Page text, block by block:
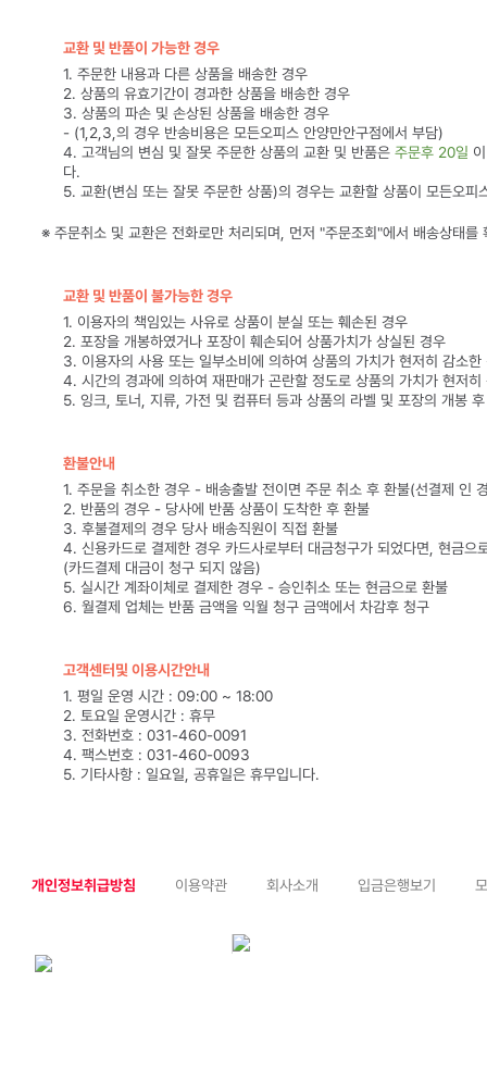
교환 및 반품이 가능한 경우
1. 주문한 내용과 다른 상품을 배송한 경우
2. 상품의 유효기간이 경과한 상품을 배송한 경우
3. 상품의 파손 및 손상된 상품을 배송한 경우
- (1,2,3,의 경우 반송비용은 모든오피스 안양만안구점에서 부담)
4. 고객님의 변심 및 잘못 주문한 상품의 교환 및 반품은 주문후 20일
다.
5. 교환(변심 또는 잘못 주문한 상품)의 경우는 교환할 상품이 모든오피
※ 주문취소 및 교환은 전화로만 처리되며, 먼저 "주문조회"에서 배송상태를
교환 및 반품이 불가능한 경우
1. 이용자의 책임있는 사유로 상품이 분실 또는 훼손된 경우
2. 포장을 개봉하였거나 포장이 훼손되어 상품가치가 상실된 경우
3. 이용자의 사용 또는 일부소비에 의하여 상품의 가치가 현저히 감소한
4. 시간의 경과에 의하여 재판매가 곤란할 정도로 상품의 가치가 현저히
5. 잉크, 토너, 지류, 가전 및 컴퓨터 등과 상품의 라벨 및 포장의 개봉
환불안내
1. 주문을 취소한 경우 - 배송출발 전이면 주문 취소 후 환불(선결제 인
2. 반품의 경우 - 당사에 반품 상품이 도착한 후 환불
3. 후불결제의 경우 당사 배송직원이 직접 환불
4. 신용카드로 결제한 경우 카드사로부터 대금청구가 되었다면, 현금
(카드결제 대금이 청구 되지 않음)
5. 실시간 계좌이체로 결제한 경우 - 승인취소 또는 현금으로 환불
6. 월결제 업체는 반품 금액을 익월 청구 금액에서 차감후 청구
고객센터및 이용시간안내
1. 평일 운영 시간 : 09:00 ~ 18:00
2. 토요일 운영시간 : 휴무
3. 전화번호 : 031-460-0091
4. 팩스번호 : 031-460-0093
5. 기타사항 : 일요일, 공휴일은 휴무입니다.
개인정보취급방침 이용약관 회사소개 입금은행보기